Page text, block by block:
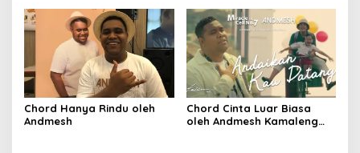
Chord Hanya Rindu oleh
Andmesh
Chord Cinta Luar Biasa
oleh Andmesh Kamaleng